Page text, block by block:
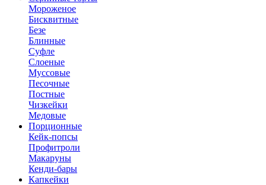
Мороженое
Бисквитные
Безе
Блинные
Суфле
Слоеные
Муссовые
Песочные
Постные
Чизкейки
Медовые
Порционные
Кейк-попсы
Профитроли
Макаруны
Кенди-бары
Капкейки